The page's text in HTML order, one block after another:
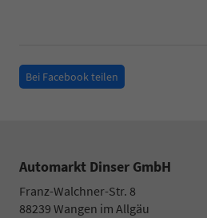
Bei Facebook teilen
Automarkt Dinser GmbH
Franz-Walchner-Str. 8
88239 Wangen im Allgäu